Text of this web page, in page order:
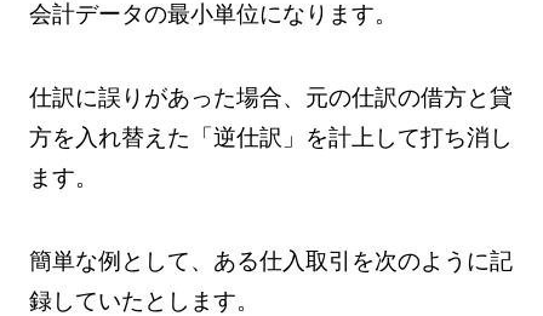
会計データの最小単位になります。
仕訳に誤りがあった場合、元の仕訳の借方と貸
方を入れ替えた「逆仕訳」を計上して打ち消し
ます。
簡単な例として、ある仕入取引を次のように記
録していたとします。